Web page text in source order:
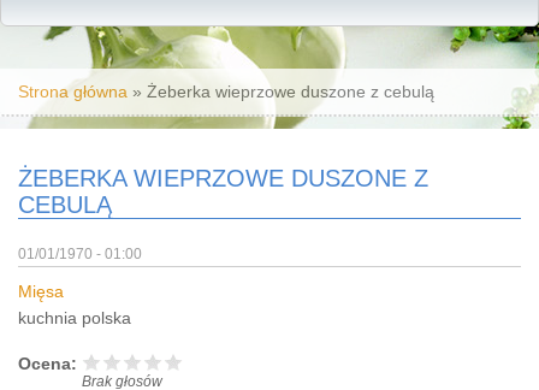
Jesteś tutaj
Strona główna » Żeberka wieprzowe duszone z cebulą
ŻEBERKA WIEPRZOWE DUSZONE Z
CEBULĄ
01/01/1970 - 01:00
Mięsa
kuchnia polska
Ocena:
Brak głosów